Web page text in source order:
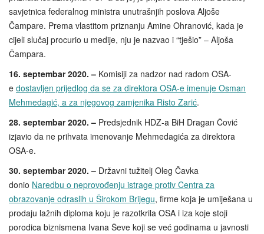
savjetnica federalnog ministra unutrašnjih poslova Aljoše
Čampare. Prema vlastitom priznanju Amine Ohranović, kada je
cijeli slučaj procurio u medije, nju je nazvao i “tješio” – Aljoša
Čampara.
16. septembar 2020. – Komisiji za nadzor nad radom OSA-
e dostavljen prijedlog da se za direktora OSA-e imenuje Osman
Mehmedagić, a za njegovog zamjenika Risto Zarić.
28. septembar 2020. – Predsjednik HDZ-a BiH Dragan Čović
izjavio da ne prihvata imenovanje Mehmedagića za direktora
OSA-e.
30. septembar 2020. – Državni tužitelj Oleg Čavka
donio Naredbu o neprovođenju istrage protiv Centra za
obrazovanje odraslih u Širokom Brijegu, firme koja je umiješana u
prodaju lažnih diploma koju je razotkrila OSA i iza koje stoji
porodica biznismena Ivana Ševe koji se već godinama u javnosti